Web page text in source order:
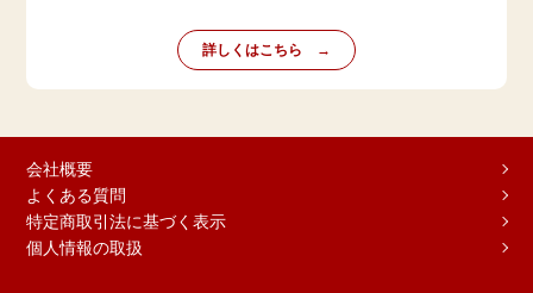
詳しくはこちら
会社概要
よくある質問
特定商取引法に基づく表示
個人情報の取扱